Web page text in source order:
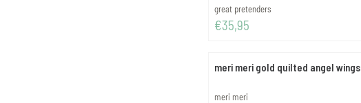
Merk:
great pretenders
Prijs: 35,95
€35,95
meri meri gold quilted angel wings
Merk:
meri meri